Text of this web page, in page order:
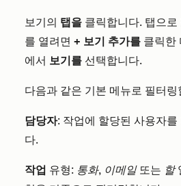
보기의 탭을 클릭합니다. 탭으로
를 열려면 + 보기 추가를 클릭한
에서 보기를 선택합니다.
다음과 같은 기본 메뉴로 필터
담당자: 작업에 할당된 사용자를
다.
작업 유형: 통화, 이메일또는 할